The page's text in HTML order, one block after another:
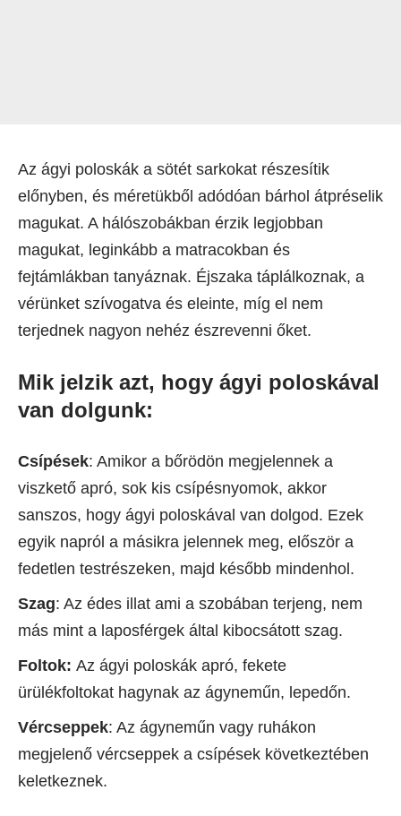
Az ágyi poloskák a sötét sarkokat részesítik
előnyben, és méretükből adódóan bárhol átpréselik
magukat. A hálószobákban érzik legjobban
magukat, leginkább a matracokban és
fejtámlákban tanyáznak. Éjszaka táplálkoznak, a
vérünket szívogatva és eleinte, míg el nem
terjednek nagyon nehéz észrevenni őket.
Mik jelzik azt, hogy ágyi poloskával
van dolgunk:
Csípések: Amikor a bőrödön megjelennek a
viszkető apró, sok kis csípésnyomok, akkor
sanszos, hogy ágyi poloskával van dolgod. Ezek
egyik napról a másikra jelennek meg, először a
fedetlen testrészeken, majd később mindenhol.
Szag: Az édes illat ami a szobában terjeng, nem
más mint a laposférgek által kibocsátott szag.
Foltok: Az ágyi poloskák apró, fekete
ürülékfoltokat hagynak az ágyneműn, lepedőn.
Vércseppek: Az ágyneműn vagy ruhákon
megjelenő vércseppek a csípések következtében
keletkeznek.